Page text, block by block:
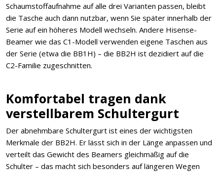
Schaumstoffaufnahme auf alle drei Varianten passen, bleibt
die Tasche auch dann nutzbar, wenn Sie später innerhalb der
Serie auf ein höheres Modell wechseln. Andere Hisense-
Beamer wie das C1-Modell verwenden eigene Taschen aus
der Serie (etwa die BB1H) – die BB2H ist dezidiert auf die
C2-Familie zugeschnitten.
Komfortabel tragen dank
verstellbarem Schultergurt
Der abnehmbare Schultergurt ist eines der wichtigsten
Merkmale der BB2H. Er lässt sich in der Länge anpassen und
verteilt das Gewicht des Beamers gleichmäßig auf die
Schulter – das macht sich besonders auf längeren Wegen